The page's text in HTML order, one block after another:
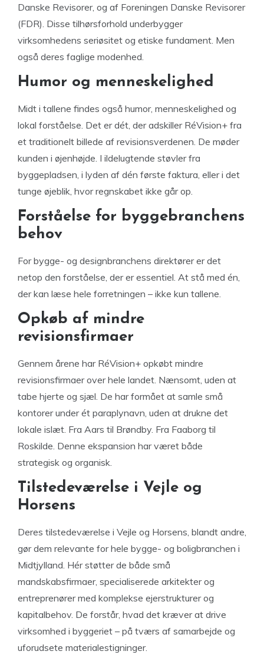
Danske Revisorer, og af Foreningen Danske Revisorer
(FDR). Disse tilhørsforhold underbygger
virksomhedens seriøsitet og etiske fundament. Men
også deres faglige modenhed.
Humor og menneskelighed
Midt i tallene findes også humor, menneskelighed og
lokal forståelse. Det er dét, der adskiller RéVision+ fra
et traditionelt billede af revisionsverdenen. De møder
kunden i øjenhøjde. I ildelugtende støvler fra
byggepladsen, i lyden af dén første faktura, eller i det
tunge øjeblik, hvor regnskabet ikke går op.
Forståelse for byggebranchens
behov
For bygge- og designbranchens direktører er det
netop den forståelse, der er essentiel. At stå med én,
der kan læse hele forretningen – ikke kun tallene.
Opkøb af mindre
revisionsfirmaer
Gennem årene har RéVision+ opkøbt mindre
revisionsfirmaer over hele landet. Nænsomt, uden at
tabe hjerte og sjæl. De har formået at samle små
kontorer under ét paraplynavn, uden at drukne det
lokale islæt. Fra Aars til Brøndby. Fra Faaborg til
Roskilde. Denne ekspansion har været både
strategisk og organisk.
Tilstedeværelse i Vejle og
Horsens
Deres tilstedeværelse i Vejle og Horsens, blandt andre,
gør dem relevante for hele bygge- og boligbranchen i
Midtjylland. Hér støtter de både små
mandskabsfirmaer, specialiserede arkitekter og
entreprenører med komplekse ejerstrukturer og
kapitalbehov. De forstår, hvad det kræver at drive
virksomhed i byggeriet – på tværs af samarbejde og
uforudsete materialestigninger.